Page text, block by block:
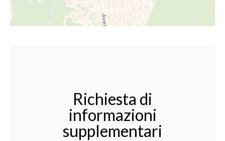
Richiesta di
informazioni
supplementari